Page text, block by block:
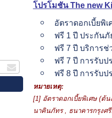
โปรโมชัน The new
อัตราดอกเบี้ยพิ
ฟรี 1 ปี ประกัน
ฟรี 7 ปี บริการช่
ฟรี 7 ปี การรับป
ฟรี 8 ปี การรับป
หมายเหตุ:
[1] อัตราดอกเบี้ยพิเศษ (ต้
นาคินภัทร
ธนาคารกรุงศ